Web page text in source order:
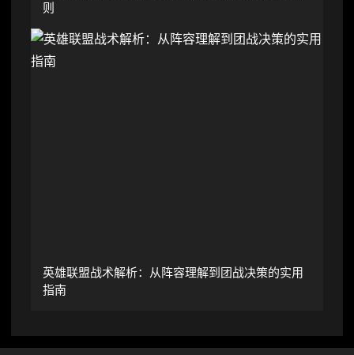
则
英雄联盟战术解析：从阵容理解到团战决策的实用
指南